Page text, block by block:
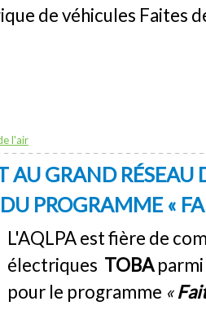
de véhicules Faites
l'air
AU GRAND RÉSEAU
PROGRAMME «
L'AQLPA est fière de
électriques TOBAparmi
pour le programme «